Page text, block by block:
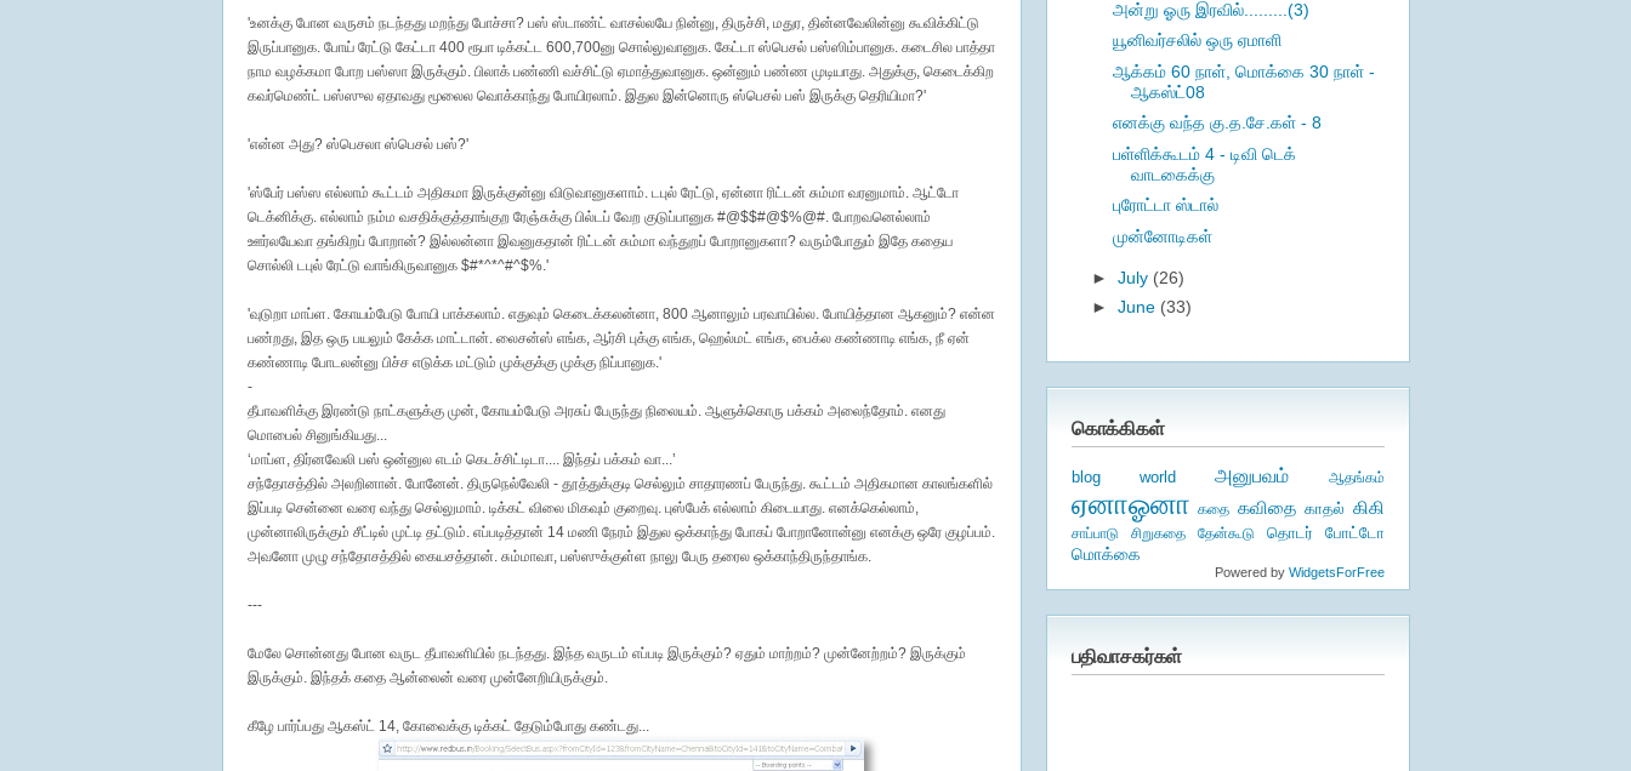
'உனக்கு போன வருசம் நடந்தது மறந்து போச்சா? பஸ் ஸ்டாண்ட் வாசல்லயே நின்னு, திருச்சி, மதுர, தின்னவேலின்னு கூவிக்கிட்டு
இருப்பானுக. போய் ரேட்டு கேட்டா 400 ரூபா டிக்கட்ட 600,700னு சொல்லுவானுக. கேட்டா ஸ்பெசல் பஸ்ஸிம்பானுக. கடைசில பாத்தா
நாம வழக்கமா போற பஸ்ஸா இருக்கும். பிலாக் பண்ணி வச்சிட்டு ஏமாத்துவானுக. ஒன்னும் பண்ண முடியாது. அதுக்கு, கெடைக்கிற
கவர்மெண்ட் பஸ்ஸுல ஏதாவது மூலைல வொக்காந்து போயிரலாம். இதுல இன்னொரு ஸ்பெசல் பஸ் இருக்கு தெரியிமா?'
'என்ன அது? ஸ்பெசலா ஸ்பெசல் பஸ்?'
'ஸ்பேர் பஸ்ஸ எல்லாம் கூட்டம் அதிகமா இருக்குன்னு விடுவானுகளாம். டபுல் ரேட்டு, ஏன்னா ரிட்டன் சும்மா வரனுமாம். ஆட்டோ
டெக்னிக்கு. எல்லாம் நம்ம வசதிக்குத்தாங்குற ரேஞ்சுக்கு பில்டப் வேற குடுப்பானுக #@$$#@$%@#. போறவனெல்லாம்
ஊர்லயேவா தங்கிறப் போறான்? இல்லன்னா இவனுகதான் ரிட்டன் சும்மா வந்துறப் போறானுகளா? வரும்போதும் இதே கதைய
சொல்லி டபுல் ரேட்டு வாங்கிருவானுக $#*^*^#^$%.'
'வுடுறா மாப்ள. கோயம்பேடு போயி பாக்கலாம். எதுவும் கெடைக்கலன்னா, 800 ஆனாலும் பரவாயில்ல. போயித்தான ஆகனும்? என்ன
பண்றது, இத ஒரு பயலும் கேக்க மாட்டான். லைசன்ஸ் எங்க, ஆர்சி புக்கு எங்க, ஹெல்மட் எங்க, பைக்ல கண்ணாடி எங்க, நீ ஏன்
கண்ணாடி போடலன்னு பிச்ச எடுக்க மட்டும் முக்குக்கு முக்கு நிப்பானுக.'
-
தீபாவளிக்கு இரண்டு நாட்களுக்கு முன், கோயம்பேடு அரசுப் பேருந்து நிலையம். ஆளுக்கொரு பக்கம் அலைந்தோம். எனது
மொபைல் சினுங்கியது...
‘மாப்ள, திர்னவேலி பஸ் ஒன்னுல எடம் கெடச்சிட்டிடா.... இந்தப் பக்கம் வா...’
சந்தோசத்தில் அலறினான். போனேன். திருநெல்வேலி - தூத்துக்குடி செல்லும் சாதாரணப் பேருந்து. கூட்டம் அதிகமான காலங்களில்
இப்படி சென்னை வரை வந்து செல்லுமாம். டிக்கட் விலை மிகவும் குறைவு. புஸ்பேக் எல்லாம் கிடையாது. எனக்கெல்லாம்,
முன்னாலிருக்கும் சீட்டில் முட்டி தட்டும். எப்படித்தான் 14 மணி நேரம் இதுல ஒக்காந்து போகப் போறானோன்னு எனக்கு ஒரே குழப்பம்.
அவனோ முழு சந்தோசத்தில் கையசத்தான். சும்மாவா, பஸ்ஸுக்குள்ள நாலு பேரு தரைல ஒக்காந்திருந்தாங்க.
---
மேலே சொன்னது போன வருட தீபாவளியில் நடந்தது. இந்த வருடம் எப்படி இருக்கும்? ஏதும் மாற்றம்? முன்னேற்றம்? இருக்கும்
இருக்கும். இந்தக் கதை ஆன்லைன் வரை முன்னேறியிருக்கும்.
கீழே பார்ப்பது ஆகஸ்ட் 14, கோவைக்கு டிக்கட் தேடும்போது கண்டது...
அன்று ஓரு இரவில்.........(3)
யூனிவர்சலில் ஒரு ஏமாளி
ஆக்கம் 60 நாள், மொக்கை 30 நாள் -
ஆகஸ்ட்08
எனக்கு வந்த கு.த.சே.கள் - 8
பள்ளிக்கூடம் 4 - டிவி டெக்
வாடகைக்கு
புரோட்டா ஸ்டால்
முன்னோடிகள்
►July (26)
►June (33)
கொக்கிகள்
blog world அனுபவம் ஆதங்கம்
ஏனாஓனா கதை கவிதை காதல் கிகி
சாப்பாடு சிறுகதை தேன்கூடு தொடர் போட்டோ
மொக்கை
Powered by WidgetsForFree
பதிவாசகர்கள்